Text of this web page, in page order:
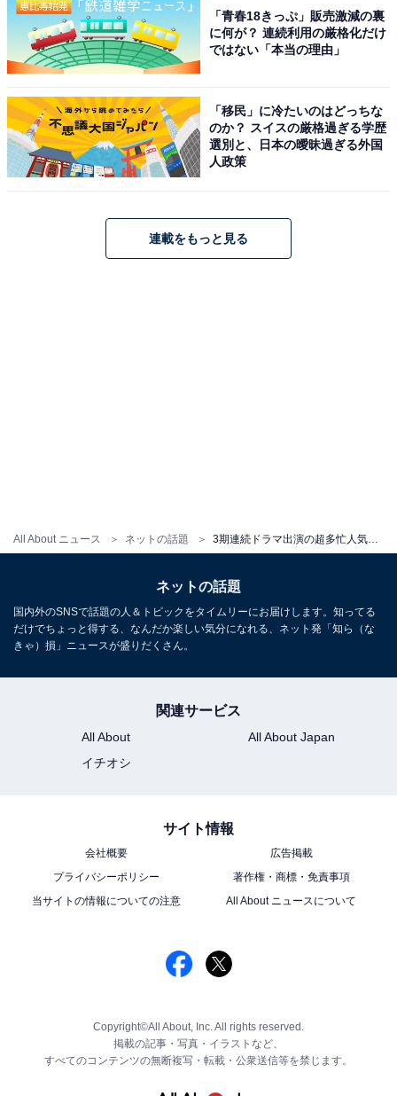
All About ニュース ネットの話題
「青春18きっぷ」販売激減の裏
に何が？ 連続利用の厳格化だけ
ではない「本当の理由」
「移民」に冷たいのはどっちな
のか？ スイスの厳格過ぎる学歴
選別と、日本の曖昧過ぎる外国
人政策
連載をもっと見る
ネットの話題
国内外のSNSで話題の人＆トピックをタイムリーにお届けします。知ってる
だけでちょっと得する、なんだか楽しい気分になれる、ネット発「知ら（な
きゃ）損」ニュースが盛りだくさん。
関連サービス
All About
All About Japan
イチオシ
サイト情報
会社概要
広告掲載
プライバシーポリシー
著作権・商標・免責事項
当サイトの情報についての注意
All About ニュースについて
Copyright©All About, Inc. All rights reserved.
掲載の記事・写真・イラストなど、
すべてのコンテンツの無断複写・転載・公衆送信等を禁じます。